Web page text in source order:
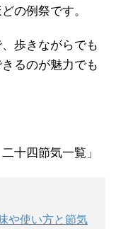
の例祭です。
歩きながらでも
るのが魅力でも
十四節気一覧」
や使い方と節気